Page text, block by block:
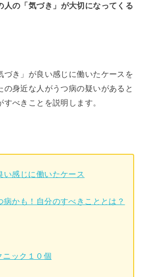
人の「気づき」が大切になってくる
づき」が良い感じに働いたケースを
の身近な人がうつ病の疑いがあると
べきことを説明します。
い感じに働いたケース
病かも！自分のすべきこととは？
ニック１０個